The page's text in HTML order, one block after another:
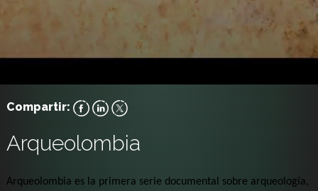
Compartir:
Arqueolombia
Arqueolombia es la primera serie documental sobre arqueología,